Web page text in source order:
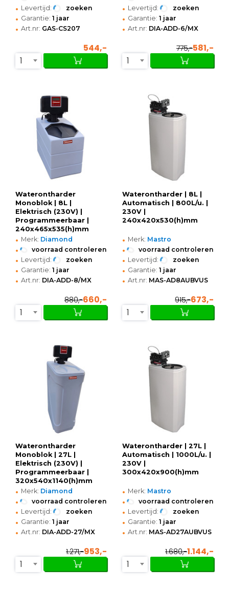
• Levertijd: zoeken
• Garantie: 1 jaar
• Art.nr: GAS-CS207
544,-
1
• Levertijd: zoeken
• Garantie: 1 jaar
• Art.nr: DIA-ADD-6/MX
775,-581,-
1
Waterontharder
Monoblok | 8L |
Elektrisch (230V) |
Programmeerbaar |
240x465x535(h)mm
• Merk: Diamond
• voorraad controleren
• Levertijd: zoeken
• Garantie: 1 jaar
• Art.nr: DIA-ADD-8/MX
880,-660,-
1
Waterontharder | 8L |
Automatisch | 800L/u. |
230V |
240x420x530(h)mm
• Merk: Mastro
• voorraad controleren
• Levertijd: zoeken
• Garantie: 1 jaar
• Art.nr: MAS-AD8AUBVUS
915,-673,-
1
Waterontharder
Monoblok | 27L |
Elektrisch (230V) |
Programmeerbaar |
320x540x1140(h)mm
• Merk: Diamond
• voorraad controleren
• Levertijd: zoeken
• Garantie: 1 jaar
• Art.nr: DIA-ADD-27/MX
1.271,-953,-
1
Waterontharder | 27L |
Automatisch | 1000L/u. |
230V |
300x420x900(h)mm
• Merk: Mastro
• voorraad controleren
• Levertijd: zoeken
• Garantie: 1 jaar
• Art.nr: MAS-AD27AUBVUS
1.680,-1.144,-
1